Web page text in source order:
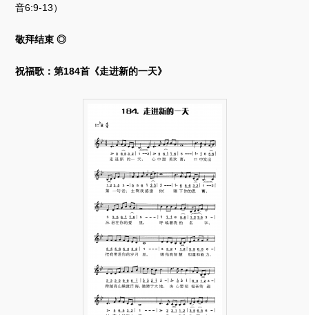
音6:9-13）
敬拜结束 ◎
祝福歌：第184首《走进新的一天》